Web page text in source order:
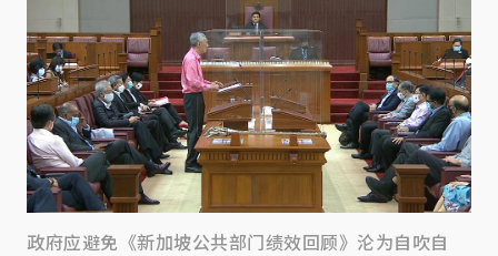
政府应避免《新加坡公共部门绩效回顾》沦为自吹自